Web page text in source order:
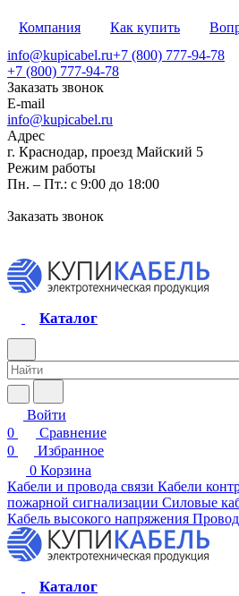
Компания Как купить
info@kupicabel.ru+7 (800) 777-94-78
+7 (800) 777-94-78
Заказать звонок
E-mail
info@kupicabel.ru
Адрес
г. Краснодар, проезд Майский 5
Режим работы
Пн. – Пт.: с 9:00 до 18:00
Заказать звонок
Каталог
Войти
0
Сравнение
0
Избранное
0 Корзина
Кабели и провода связи Кабели
пожарной сигнализации Силовые
Кабель высокого напряжения
Каталог